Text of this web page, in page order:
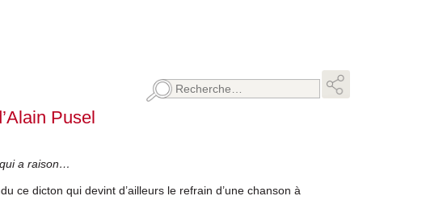
Rechercher :
Pusel
a raison…
ce dicton qui devint d’ailleurs le refrain d’une chanson à